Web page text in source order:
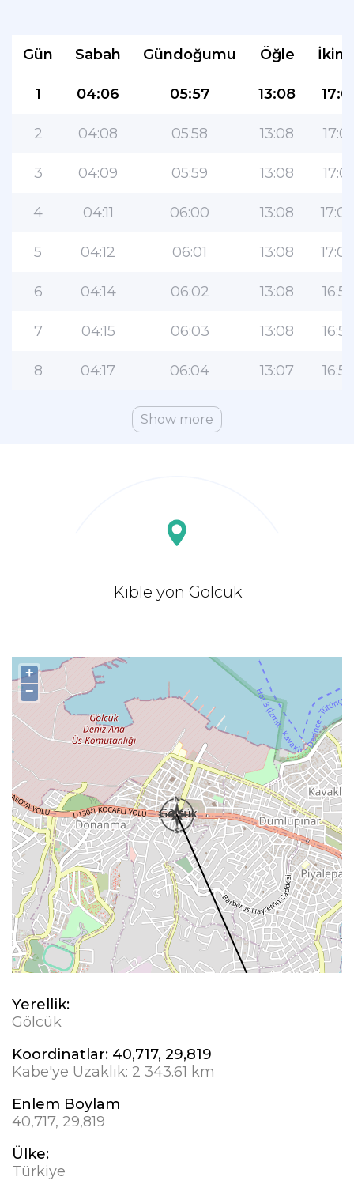
Gün Sabah Gündoğumu Öğle
1 04:06 05:57 13:08
2 04:08 05:58 13:08 17:01
3 04:09 05:59 13:08 17:01
4 04:11 06:00 13:08
5 04:12 06:01 13:08
6 04:14 06:02 13:08 16:59
7 04:15 06:03 13:08 16:59
8 04:17 06:04 13:07 16:58
Show more
Kıble yön Gölcük
+
−
Yerellik:
Gölcük
Koordinatlar: 40,717, 29,819
Kabe'ye Uzaklık: 2 343.61 km
Enlem Boylam
40,717, 29,819
Ülke:
Türkiye